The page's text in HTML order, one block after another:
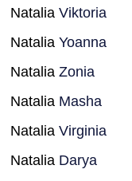
Natalia Viktoria
Natalia Yoanna
Natalia Zonia
Natalia Masha
Natalia Virginia
Natalia Darya